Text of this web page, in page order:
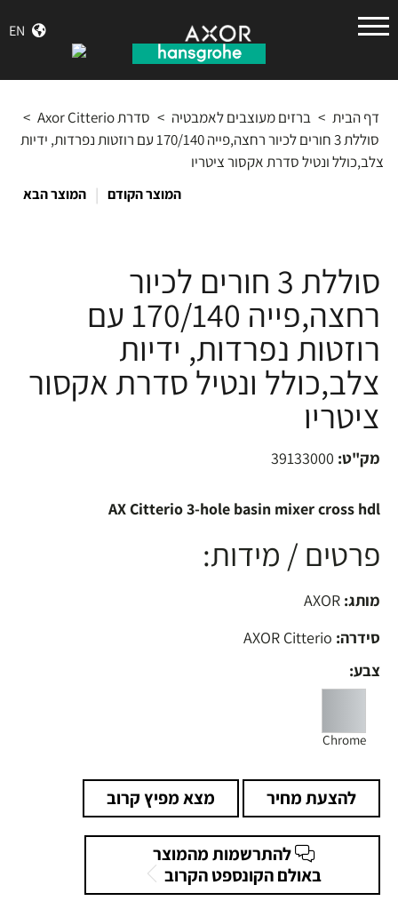
EN
גרואה
דף הבית > ברזים מעוצבים לאמבטיה > סדרת Axor Citterio
>
סוללת 3 חורים לכיור רחצה,פייה 170/140 עם רוזטות נפרדות, ידיות
צלב,כולל ונטיל סדרת אקסור ציטריו
המוצר הקודם | המוצר הבא
סוללת 3 חורים לכיור
רחצה,פייה 170/140 עם
רוזטות נפרדות, ידיות
צלב,כולל ונטיל סדרת אקסור
ציטריו
מק"ט: 39133000
AX Citterio 3-hole basin mixer cross hdl
פרטים / מידות:
מותג:
סידרה:
צבע:
Chrome
להצעת מחיר מצא מפיץ קרוב
להתרשמות מהמוצר
באולם הקונספט הקרוב